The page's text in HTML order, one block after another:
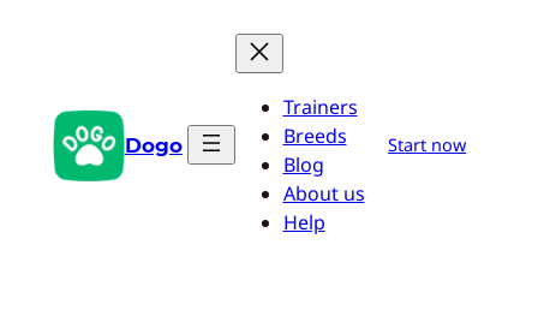
Dogo
Trainers
Breeds
Blog
About us
Help
Start now